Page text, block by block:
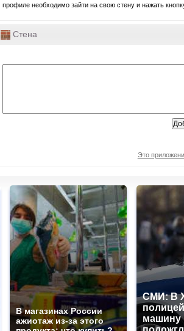
профиле необходимо зайти на свою стену и нажать
Стена
Это
В магазинах России
ажиотаж из-за этого
СМИ: В
машину